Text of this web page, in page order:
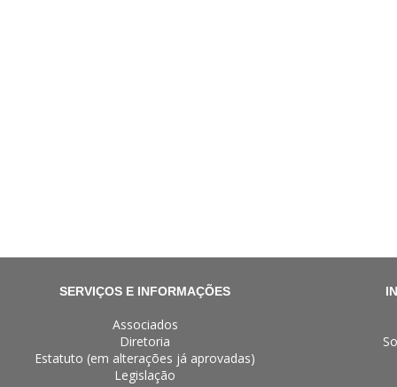
SERVIÇOS E INFORMAÇÕES
Associados
Diretoria
Estatuto (em alterações já aprovadas)
Legislação